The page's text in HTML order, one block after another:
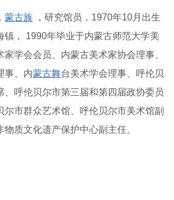
蒙古族 ，研究馆员，1970年10月出生
镇， 1990年毕业于内蒙古师范大学美
学会会员、内蒙古美术家协会理事、
事、内蒙古舞台美术学会理事、呼伦贝
、呼伦贝尔市第三届和第四届政协委员
尔市群众艺术馆、呼伦贝尔市美术馆副
质文化遗产保护中心副主任。